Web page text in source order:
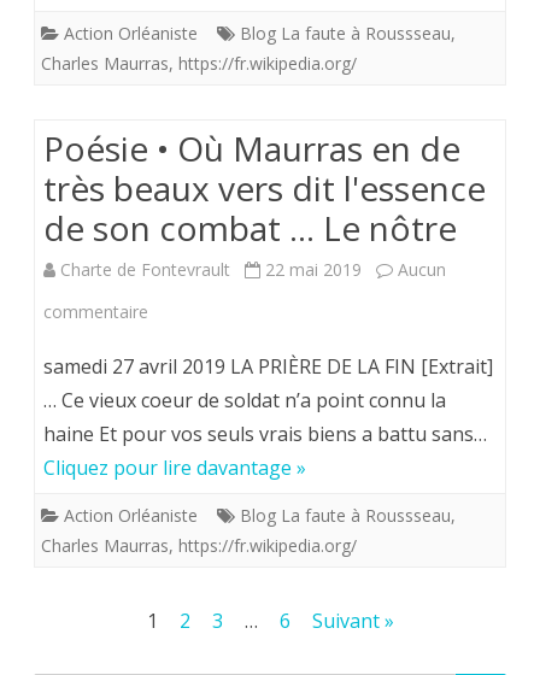
en
beaux
vers
son
…
Le
nôtre
Action Orléaniste Blog La faute à Roussseau,
Charles Maurras, https://fr.wikipedia.org/
Poésie • Où Maurras en de
très beaux vers dit l'essence
de son combat … Le nôtre
Charte de Fontevrault 22 mai 2019
Aucun
commentaire
•
Où
Maurras
en
samedi 27 avril 2019 LA PRIÈRE DE LA FIN [Extrait]
… Ce vieux coeur de soldat n’a point connu la
haine Et pour vos seuls vrais biens a battu sans…
Cliquez pour lire davantage »
Action Orléaniste Blog La faute à Roussseau,
Charles Maurras, https://fr.wikipedia.org/
1 2 3 … 6 Suivant »